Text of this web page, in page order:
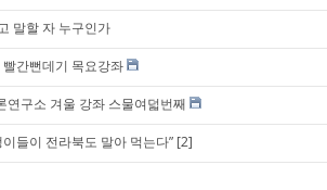
말할 자 누구인가
간뻔데기 목요강좌
연구소 겨울 강좌 스물여덟번째
들이 전라북도 말아 먹는다” [2]